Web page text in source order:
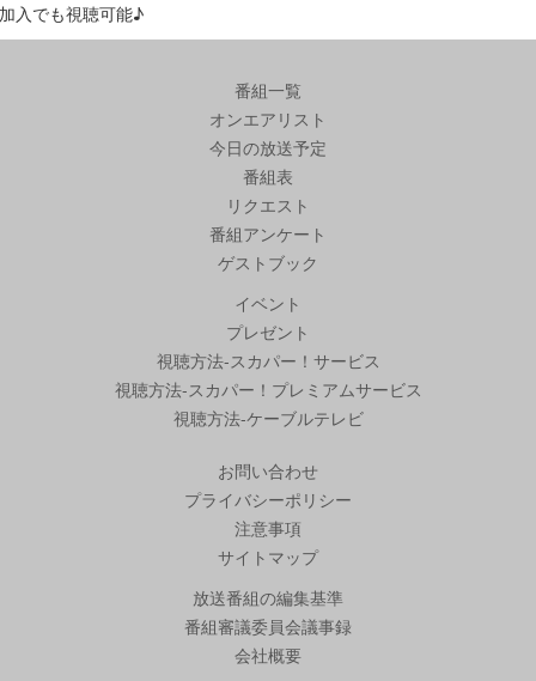
入でも視聴可能♪
番組一覧
オンエアリスト
今日の放送予定
番組表
リクエスト
番組アンケート
ゲストブック
イベント
プレゼント
視聴方法-スカパー！サービス
視聴方法-スカパー！プレミアムサービス
視聴方法-ケーブルテレビ
お問い合わせ
プライバシーポリシー
注意事項
サイトマップ
放送番組の編集基準
番組審議委員会議事録
会社概要